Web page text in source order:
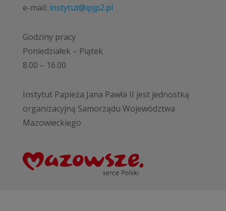
e-mail: instytut@ipjp2.pl
Godziny pracy
Poniedziałek – Piątek
8.00 – 16.00
Instytut Papieża Jana Pawła II jest jednostką
organizacyjną Samorządu Województwa
Mazowieckiego